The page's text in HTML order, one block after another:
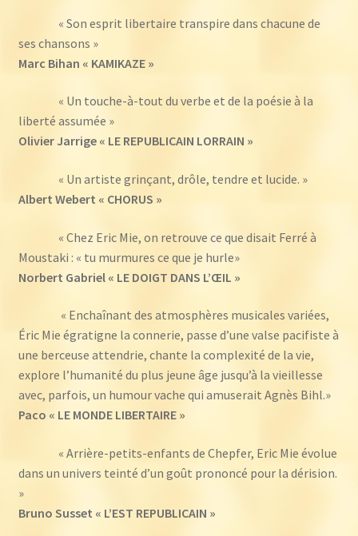
« Son esprit libertaire transpire dans chacune de
ses chansons »
Marc Bihan « KAMIKAZE »
« Un touche-à-tout du verbe et de la poésie à la
liberté assumée »
Olivier Jarrige « LE REPUBLICAIN LORRAIN »
« Un artiste grinçant, drôle, tendre et lucide. »
Albert Webert « CHORUS »
« Chez Eric Mie, on retrouve ce que disait Ferré à
Moustaki : « tu murmures ce que je hurle»
Norbert Gabriel « LE DOIGT DANS L’ŒIL »
« Enchaînant des atmosphères musicales variées,
Éric Mie égratigne la connerie, passe d’une valse pacifiste à
une berceuse attendrie, chante la complexité de la vie,
explore l’humanité du plus jeune âge jusqu’à la vieillesse
avec, parfois, un humour vache qui amuserait Agnès Bihl.»
Paco « LE MONDE LIBERTAIRE »
« Arrière-petits-enfants de Chepfer, Eric Mie évolue
dans un univers teinté d’un goût prononcé pour la dérision.
»
Bruno Susset « L’EST REPUBLICAIN »